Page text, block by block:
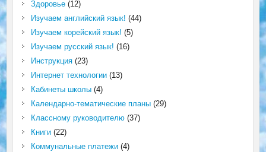
Здоровье(12)
Изучаем английский язык! (44)
Изучаем корейский язык! (5)
Изучаем русский язык! (16)
Инструкция(23)
Интернет технологии(13)
Кабинеты школы(4)
Календарно-тематические планы(29)
Классному руководителю(37)
Книги(22)
Коммунальные платежи(4)